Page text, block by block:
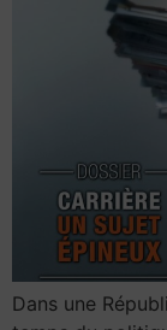
Dans une